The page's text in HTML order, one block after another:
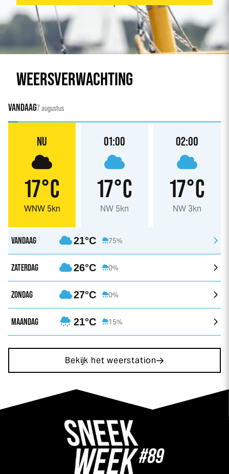
WEERSVERWACHTING
VANDAAG7 augustus
NU
17°C
WNW 5kn
01:00
17°C
NW 5kn
02:00
17°C
NW 3kn
VANDAAG 21°C 75%
ZATERDAG 26°C 0%
ZONDAG 27°C 0%
MAANDAG 21°C 15%
Bekijk het weerstation